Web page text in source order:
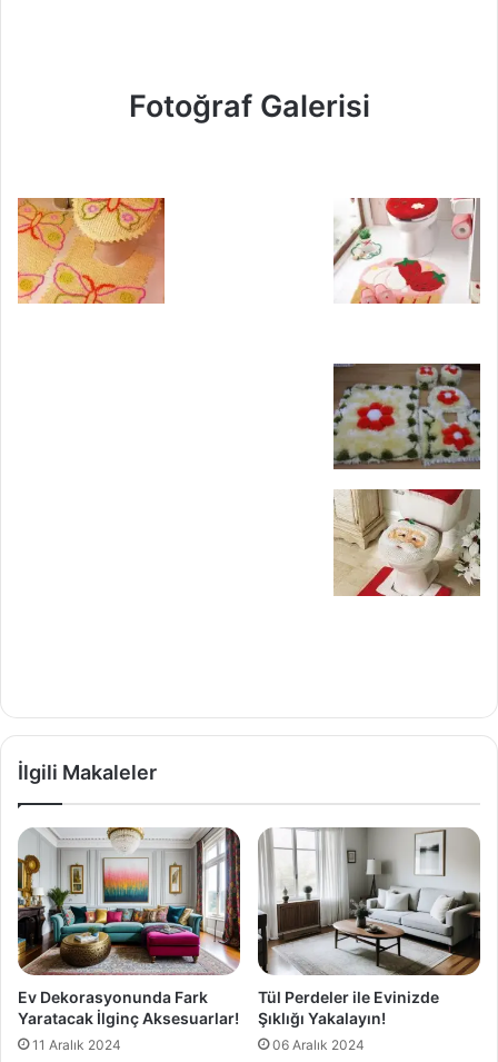
Fotoğraf Galerisi
İlgili Makaleler
Ev Dekorasyonunda Fark
Yaratacak İlginç Aksesuarlar!
11 Aralık 2024
Tül Perdeler ile Evinizde
Şıklığı Yakalayın!
06 Aralık 2024